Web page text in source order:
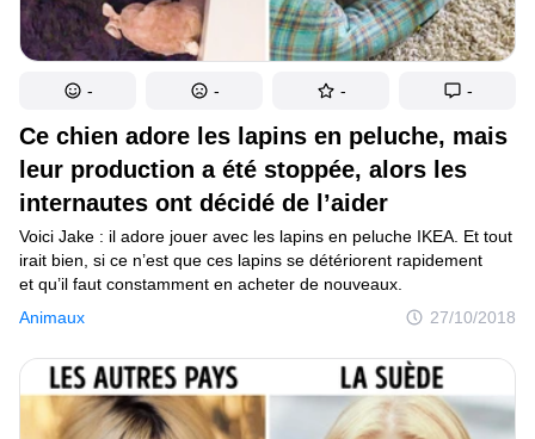
Ce chien adore les lapins en peluche, mais
leur production a été stoppée, alors les
internautes ont décidé de l’aider
Animaux 27/10/2018
Voici Jake : il adore jouer avec les lapins en peluche IKEA. Et tout
irait bien, si ce n’est que ces lapins se détériorent rapidement
et qu’il faut constamment en acheter de nouveaux.
- - - -